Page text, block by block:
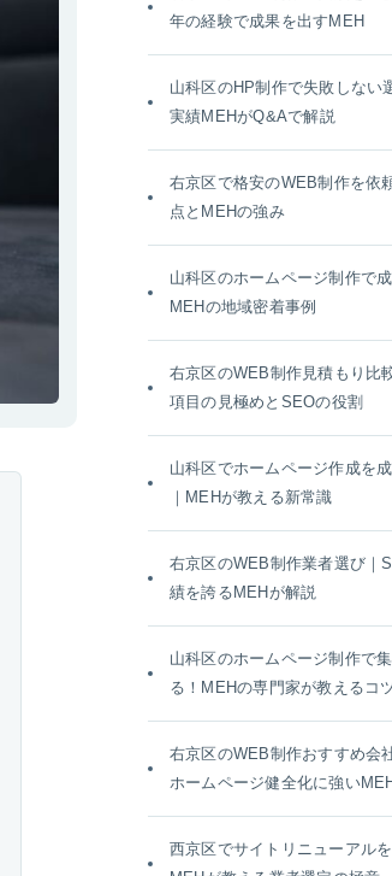
年の経験で成果を出すMEH
山科区のHP制作で失敗しない
実績MEHがQ&Aで解説
右京区で格安のWEB制作を依
点とMEHの強み
山科区のホームページ制作で
MEHの地域密着事例
右京区のWEB制作見積もり比
項目の見極めとSEOの役割
山科区でホームページ作成を
｜MEHが教える新常識
右京区のWEB制作業者選び｜
績を誇るMEHが解説
山科区のホームページ制作で
る！MEHの専門家が教えるコ
右京区のWEB制作おすすめ会
ホームページ健全化に強いMEH
西京区でサイトリニューアル